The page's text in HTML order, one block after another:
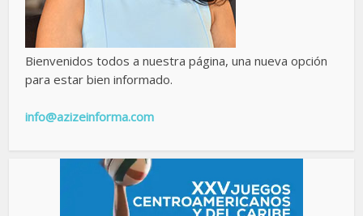
Bienvenidos todos a nuestra página, una nueva opción
para estar bien informado.
info@azizeinforma.com